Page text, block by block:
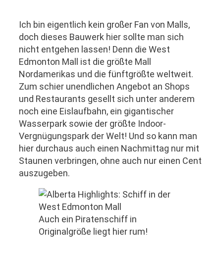
Ich bin eigentlich kein großer Fan von Malls,
doch dieses Bauwerk hier sollte man sich
nicht entgehen lassen! Denn die West
Edmonton Mall ist die größte Mall
Nordamerikas und die fünftgrößte weltweit.
Zum schier unendlichen Angebot an Shops
und Restaurants gesellt sich unter anderem
noch eine Eislaufbahn, ein gigantischer
Wasserpark sowie der größte Indoor-
Vergnügungspark der Welt! Und so kann man
hier durchaus auch einen Nachmittag nur mit
Staunen verbringen, ohne auch nur einen Cent
auszugeben.
Auch ein Piratenschiff in
Originalgröße liegt hier rum!